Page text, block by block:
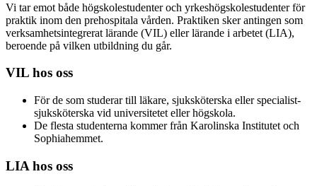
Vi tar emot både högskolestudenter och yrkeshög­skolestudenter för
praktik inom den prehospitala vården. Praktiken sker antingen som
verksamhets­integrerat lärande (VIL) eller lärande i arbetet (LIA),
beroende på vilken utbildning du går.
VIL hos oss
För de som studerar till läkare, sjuksköterska eller specialist­
sjuksköterska vid universitetet eller högskola.
De flesta studenterna kommer från Karolinska Institutet och
Sophiahemmet.
LIA hos oss